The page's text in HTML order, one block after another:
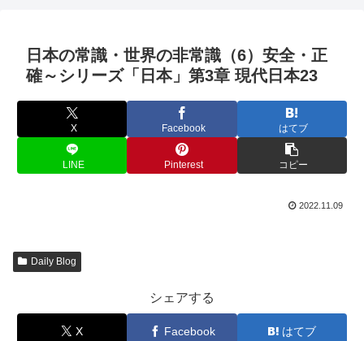
日本の常識・世界の非常識（6）安全・正
確～シリーズ「日本」第3章 現代日本23
X Facebook はてブ
LINE Pinterest コピー
2022.11.09
Daily Blog
シェアする
X Facebook はてブ